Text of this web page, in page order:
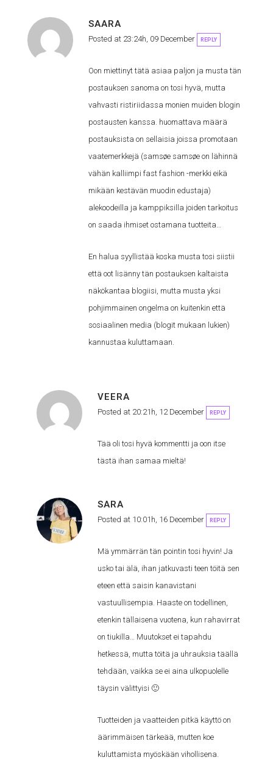
SAARA
Posted at 23:24h, 09 December REPLY
Oon miettinyt tätä asiaa paljon ja musta tän
postauksen sanoma on tosi hyvä, mutta
vahvasti ristiriidassa monien muiden blogin
postausten kanssa. huomattava määrä
postauksista on sellaisia joissa promotaan
vaatemerkkejä (samsøe samsøe on lähinnä
vähän kalliimpi fast fashion -merkki eikä
mikään kestävän muodin edustaja)
alekoodeilla ja kamppiksilla joiden tarkoitus
on saada ihmiset ostamana tuotteita…
En halua syyllistää koska musta tosi siistii
että oot lisänny tän postauksen kaltaista
näkökantaa blogiisi, mutta musta yksi
pohjimmainen ongelma on kuitenkin että
sosiaalinen media (blogit mukaan lukien)
kannustaa kuluttamaan.
VEERA
Posted at 20:21h, 12 December REPLY
Tää oli tosi hyvä kommentti ja oon itse
tästä ihan samaa mieltä!
SARA
Posted at 10:01h, 16 December REPLY
Mä ymmärrän tän pointin tosi hyvin! Ja
usko tai älä, ihan jatkuvasti teen töitä sen
eteen että saisin kanavistani
vastuullisempia. Haaste on todellinen,
etenkin tällaisena vuotena, kun rahavirrat
on tiukilla… Muutokset ei tapahdu
hetkessä, mutta töitä ja uhrauksia täällä
tehdään, vaikka se ei aina ulkopuolelle
täysin välittyisi 🙂
Tuotteiden ja vaatteiden pitkä käyttö on
äärimmäisen tärkeää, mutten koe
kuluttamista myöskään vihollisena.